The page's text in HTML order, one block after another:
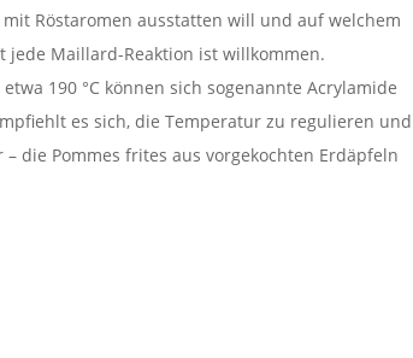
Röstaromen ausstatten will und auf welchem
jede Maillard-Reaktion ist willkommen.
190 °C können sich sogenannte Acrylamide
es sich, die Temperatur zu regulieren und
die Pommes frites aus vorgekochten Erdäpfeln